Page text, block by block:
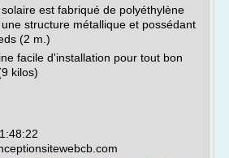
est fabriqué de polyéthylène
structure métallique et possédant
(2 m.)
facile d'installation pour tout bon
kilos)